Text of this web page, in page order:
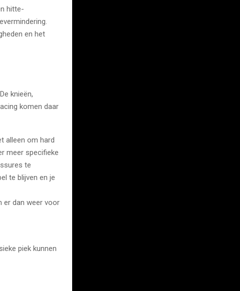
hitte-
en het
knieën,
komen daar
alleen om hard
meer specifieke
te
te blijven en je
er dan weer voor
piek kunnen